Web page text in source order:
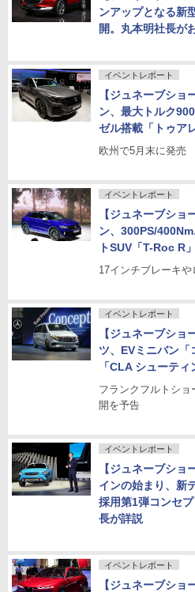
ンアップとなる新
開。丸本明社長が
イベントレポート
【ジュネーブシ
ン、最大トルク
ゼル搭載「トゥア
欧州で5月末に発売
イベントレポート
【ジュネーブシ
ン、300PS/
トSUV「T-Roc R
17インチブレーキ
イベントレポート
【ジュネーブシ
ツ、EVミニバン「
「CLA シューテ
フランクフルトシ
開を予告
イベントレポート
【ジュネーブシ
インの始まり、新
採用第1弾コンセ
長が詳説
イベントレポート
【ジュネーブショ